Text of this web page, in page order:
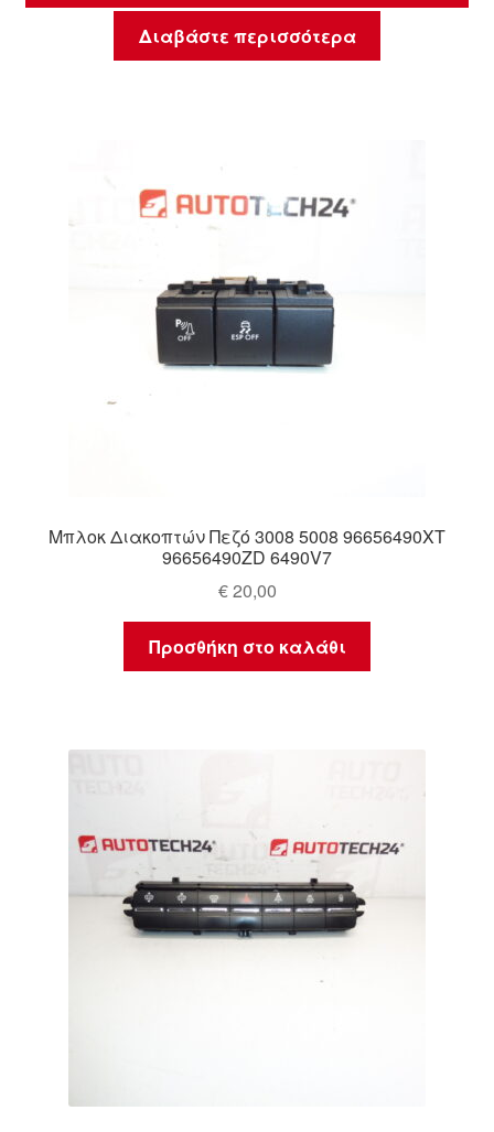
Διαβάστε περισσότερα
Μπλοκ Διακοπτών Πεζό 3008 5008 96656490XT
96656490ZD 6490V7
€20,00
Προσθήκη στο καλάθι